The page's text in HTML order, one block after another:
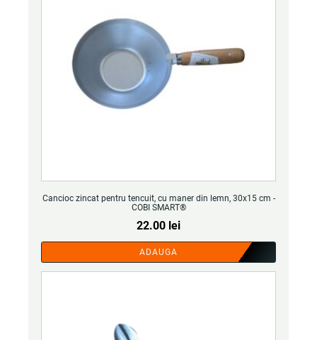
Cancioc zincat pentru tencuit, cu maner din lemn, 30x15 cm -
COBI SMART®
22.00 lei
ADAUGA